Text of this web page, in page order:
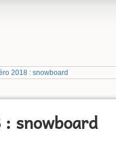
2018 : snowboard
snowboard